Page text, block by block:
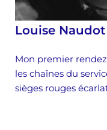
Louise Naudot
Mon premier
les chaînes du
sièges rouges